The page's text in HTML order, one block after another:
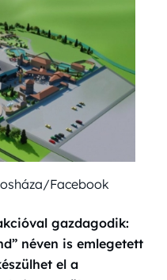
Facebook
gazdagodik:
néven is emlegetett
el a